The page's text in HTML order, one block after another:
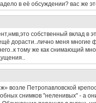
в её обсуждении? вас же
собственный вклад в
дорасти..лично меня многие
тому же как снимающий
возле Петропавловской
снимков "неленивых" - а